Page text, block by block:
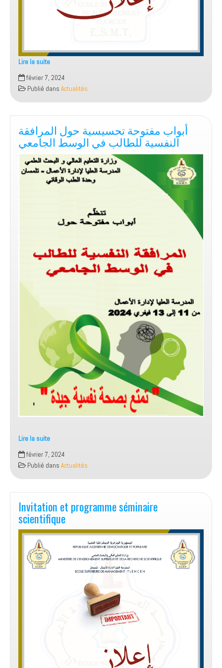
Lire la suite
إعلان
خاص
بانتخابات
تجديد
مجلس
الإدارة
février 7, 2024
Publié dans Actualités
أبواب مفتوحة تحسيسية حول المرافقة
النفسية للطالب في الوسط الجامعي
Lire la suite
أبواب
مفتوحة
تحسيسية
حول
المرافقة
النفسية
للطالب
في
الوسط
الجامعي
février 7, 2024
Publié dans Actualités
Invitation et programme séminaire
scientifique